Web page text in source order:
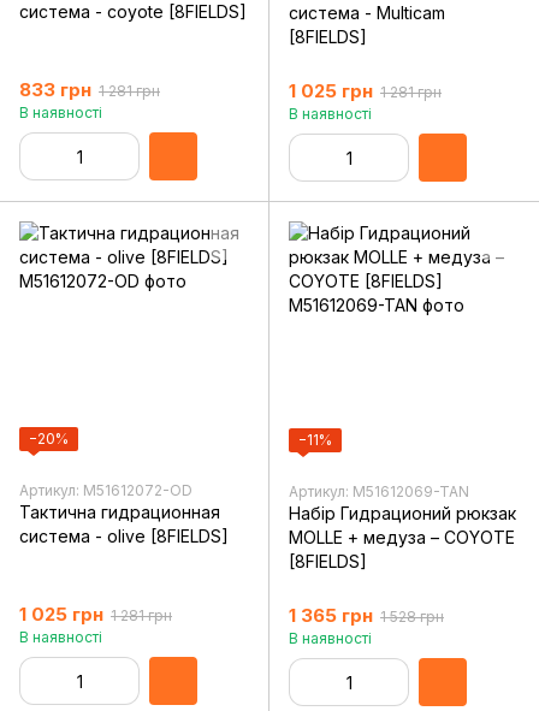
система - coyote [8FIELDS]
833 грн 1 281 грн
В наявності
система - Multicam
[8FIELDS]
1 025 грн 1 281 грн
В наявності
−20%
Артикул: M51612072-OD
Тактична гидрационная
система - olive [8FIELDS]
1 025 грн 1 281 грн
В наявності
−11%
Артикул: M51612069-TAN
Набір Гидрационий рюкзак
MOLLE + медуза – COYOTE
[8FIELDS]
1 365 грн 1 528 грн
В наявності